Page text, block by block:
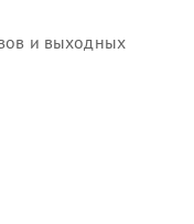
и выходных